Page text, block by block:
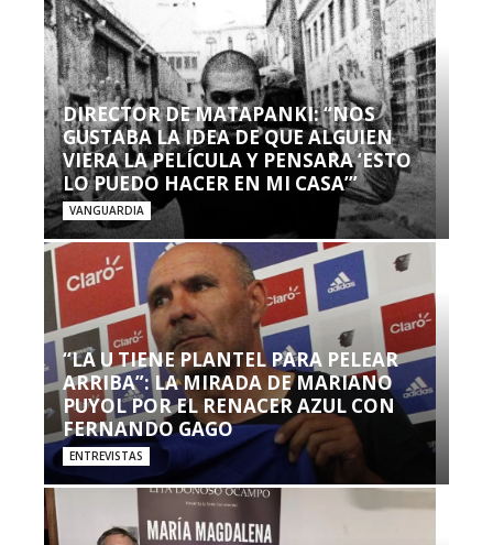
DIRECTOR DE MATAPANKI: “NOS
GUSTABA LA IDEA DE QUE ALGUIEN
VIERA LA PELÍCULA Y PENSARA ‘ESTO
LO PUEDO HACER EN MI CASA’”
VANGUARDIA
“LA U TIENE PLANTEL PARA PELEAR
ARRIBA”: LA MIRADA DE MARIANO
PUYOL POR EL RENACER AZUL CON
FERNANDO GAGO
ENTREVISTAS